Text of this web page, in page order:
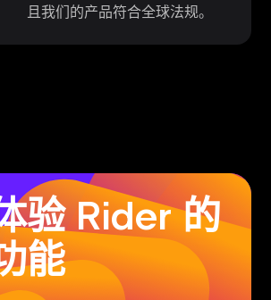
且我们的产品符合全球法规。
验 Rider 的
能